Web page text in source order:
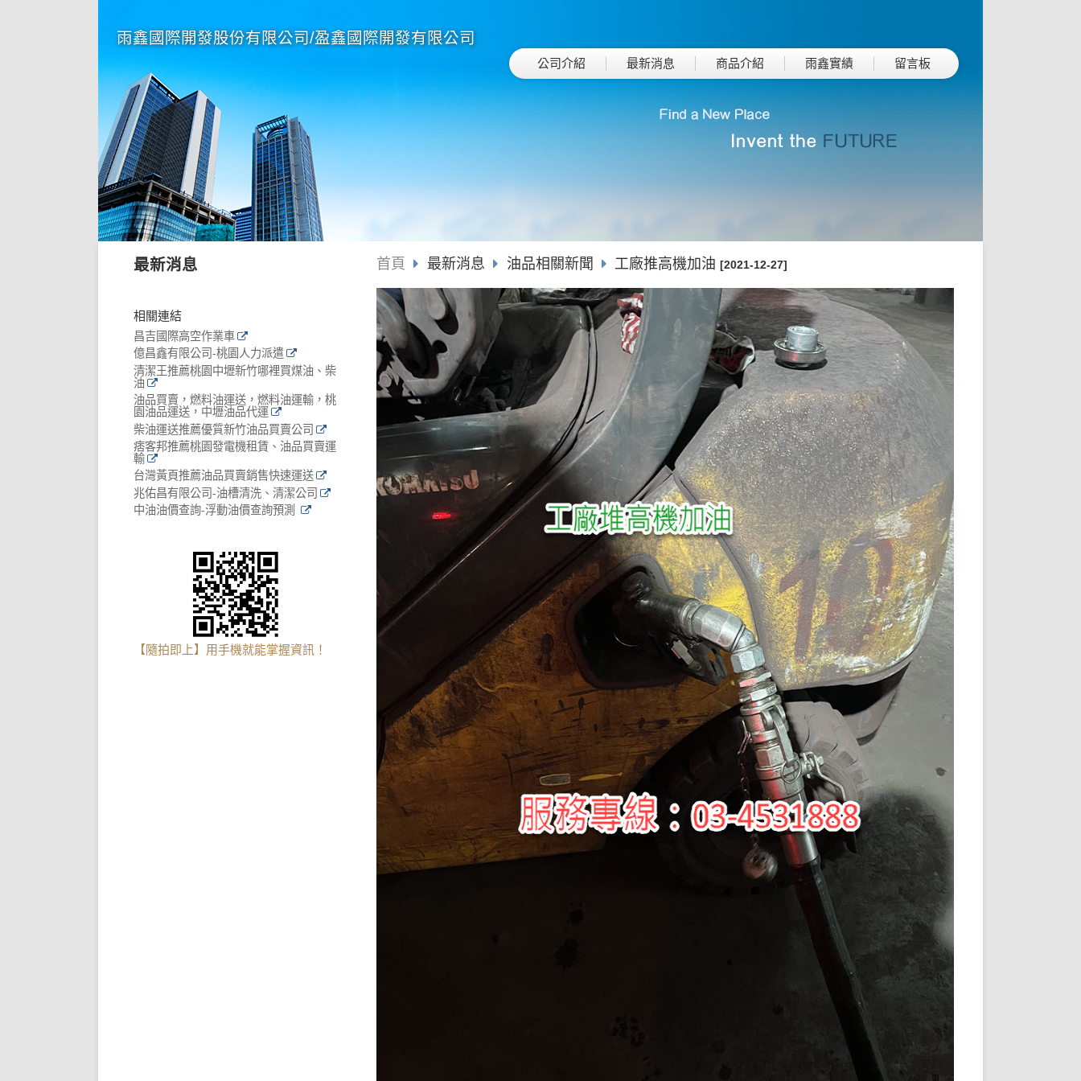
雨鑫國際開發股份有限公司/盈鑫國際開發有限公司
公司介紹 最新消息 商品介紹 雨鑫實績 留言板
最新消息
相關連結
昌吉國際高空作業車
億昌鑫有限公司-桃園人力派遣
清潔王推薦桃園中壢新竹哪裡買煤油、柴
油
油品買賣，燃料油運送，燃料油運輸，桃
園油品運送，中壢油品代運
柴油運送推薦優質新竹油品買賣公司
痞客邦推薦桃園發電機租賃、油品買賣運
輸
台灣黃頁推薦油品買賣銷售快速運送
兆佑昌有限公司-油槽清洗、清潔公司
中油油價查詢-浮動油價查詢預測
【隨拍即上】用手機就能掌握資訊！
首頁 最新消息 油品相關新聞 工廠推高機加油 [2021-12-27]